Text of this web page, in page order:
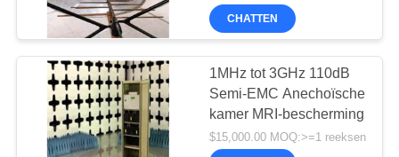
Room
CHATTEN
1MHz tot 3GHz 110dB
Semi-EMC Anechoïsche
kamer MRI-bescherming
$15,000.00 MOQ:>=1 reeksen